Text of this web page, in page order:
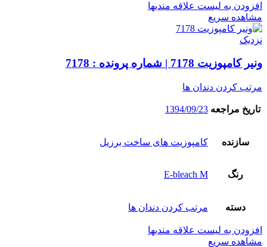
افزودن به لیست علاقه مندیها
مشاهده سریع
نزدیک
ونیر کامپوزیت 7178 | شماره پرونده : 7178
مرتب کردن دندان ها
تاریخ مراجعه 1394/09/23
سازنده کامپوزیت های ساخت برزیل
رنگ E-bleach M
دسته مرتب کردن دندان ها
افزودن به لیست علاقه مندیها
مشاهده سریع